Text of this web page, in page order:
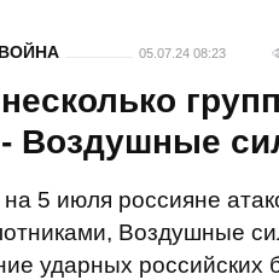
ВОЙНА 05.07.24 08:23
групп
- Воздушные
5 июля россияне
Воздушные
ударных российских